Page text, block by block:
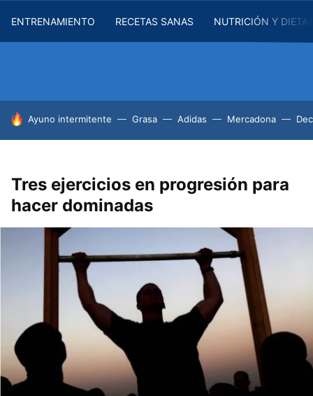
ENTRENAMIENTO RECETAS SANAS NUTRICIÓN Y
HOY SE HABLA DE
Ayuno intermitente Grasa Adidas Mercadona
Tres ejercicios en progresión para
hacer dominadas